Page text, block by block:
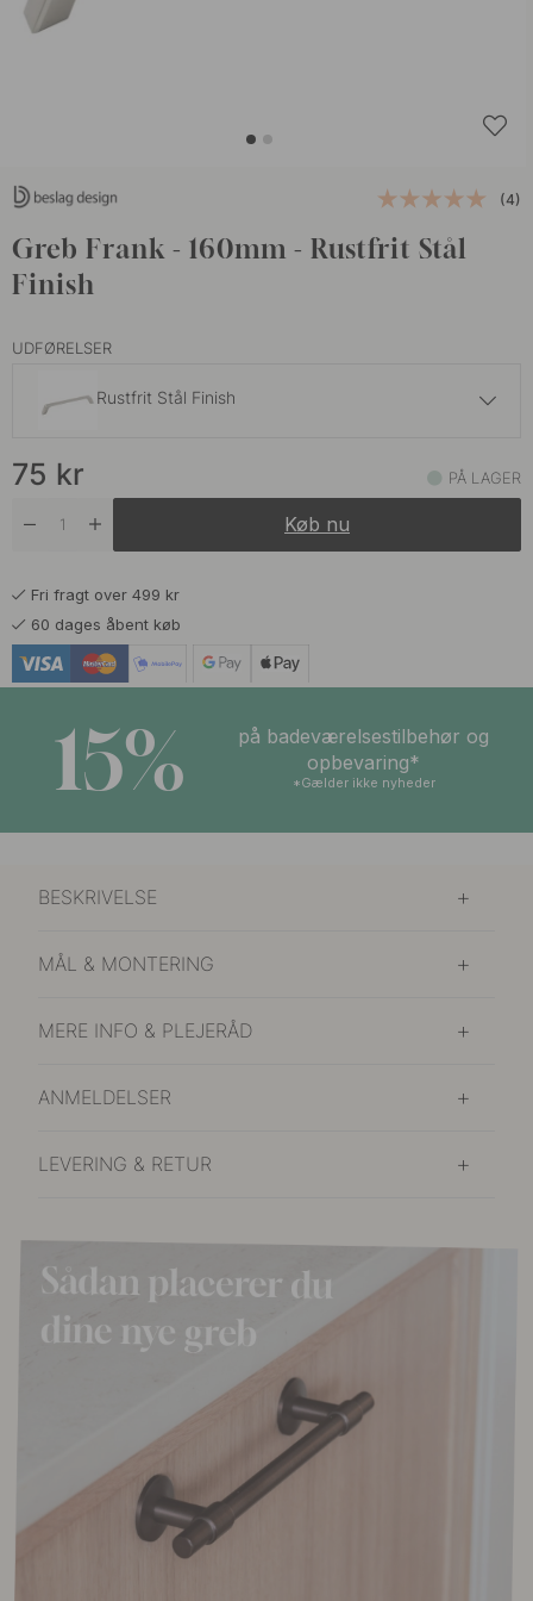
(4)
Greb Frank - 160mm - Rustfrit Stål
Finish
UDFØRELSER
Rustfrit Stål Finish
På lager
På lager
75 kr PÅ LAGER
Køb nu
Fri fragt over 499 kr
60 dages åbent køb
15%
på badeværelsestilbehør og
opbevaring*
*Gælder ikke nyheder
BESKRIVELSE
MÅL & MONTERING
MERE INFO & PLEJERÅD
ANMELDELSER
LEVERING & RETUR